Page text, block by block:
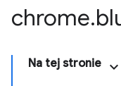
chrome.
Na tej stronie